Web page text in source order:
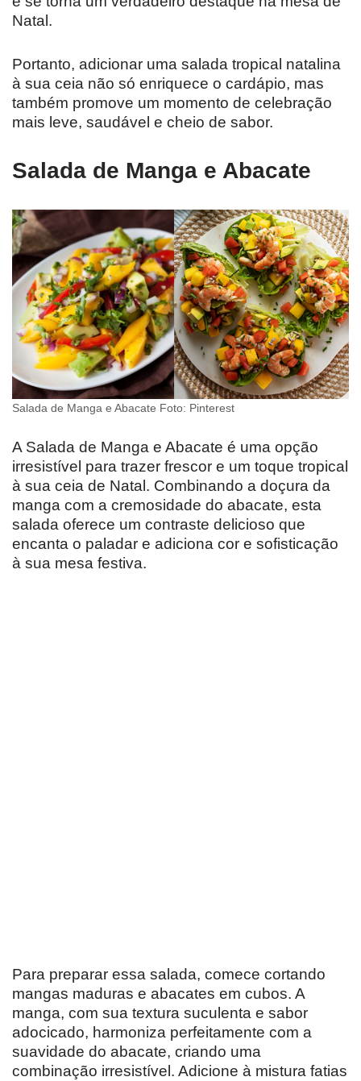
Natal.
Portanto, adicionar uma salada tropical natalina
à sua ceia não só enriquece o cardápio, mas
também promove um momento de celebração
mais leve, saudável e cheio de sabor.
Salada de Manga e Abacate
Salada de Manga e Abacate Foto: Pinterest
A Salada de Manga e Abacate é uma opção
irresistível para trazer frescor e um toque tropical
à sua ceia de Natal. Combinando a doçura da
manga com a cremosidade do abacate, esta
salada oferece um contraste delicioso que
encanta o paladar e adiciona cor e sofisticação
à sua mesa festiva.
Para preparar essa salada, comece cortando
mangas maduras e abacates em cubos. A
manga, com sua textura suculenta e sabor
adocicado, harmoniza perfeitamente com a
suavidade do abacate, criando uma
combinação irresistível. Adicione à mistura fatias